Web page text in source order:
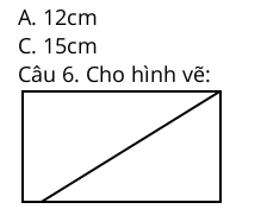
A. 12cm
C. 15cm D.
Câu 6. Cho hình vẽ: